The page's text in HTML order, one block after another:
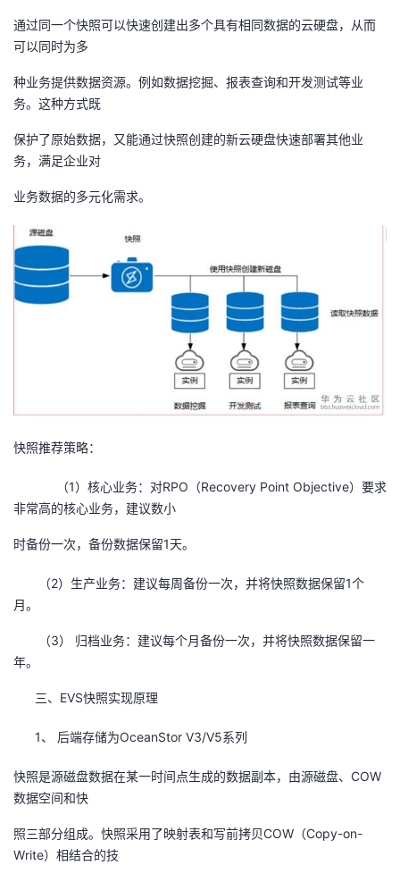
通过同一个快照可以快速创建出多个具有相同数据的云硬盘，从而
可以同时为多
种业务提供数据资源。例如数据挖掘、报表查询和开发测试等业
务。这种方式既
保护了原始数据，又能通过快照创建的新云硬盘快速部署其他业
务，满足企业对
业务数据的多元化需求。
快照推荐策略：
（1）核心业务：对RPO（Recovery Point Objective）要求
非常高的核心业务，建议数小
时备份一次，备份数据保留1天。
（2）生产业务：建议每周备份一次，并将快照数据保留1个
月。
（3） 归档业务：建议每个月备份一次，并将快照数据保留一
年。
三、EVS快照实现原理
1、 后端存储为OceanStor V3/V5系列
快照是源磁盘数据在某一时间点生成的数据副本，由源磁盘、COW
数据空间和快
照三部分组成。快照采用了映射表和写前拷贝COW（Copy-on-
Write）相结合的技